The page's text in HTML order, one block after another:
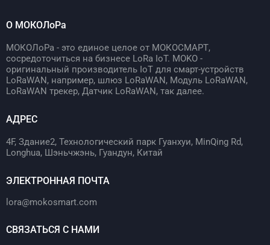
О МОКОЛоРа
МОКОЛоРа - это единое целое от МОКОСМАРТ,
сосредоточиться на бизнесе LoRa IoT. MOKO -
оригинальный производитель IoT для смарт-устройств
LoRaWAN, например, шлюз LoRaWAN, Модуль LoRaWAN,
LoRaWAN трекер, Датчик LoRaWAN, так далее.
АДРЕС
4F, Здание2, Технологический парк Гуанхуи, MinQing Rd,
Longhua, Шэньчжэнь, Гуандун, Китай
ЭЛЕКТРОННАЯ ПОЧТА
lora@mokosmart.com
СВЯЗАТЬСЯ С НАМИ